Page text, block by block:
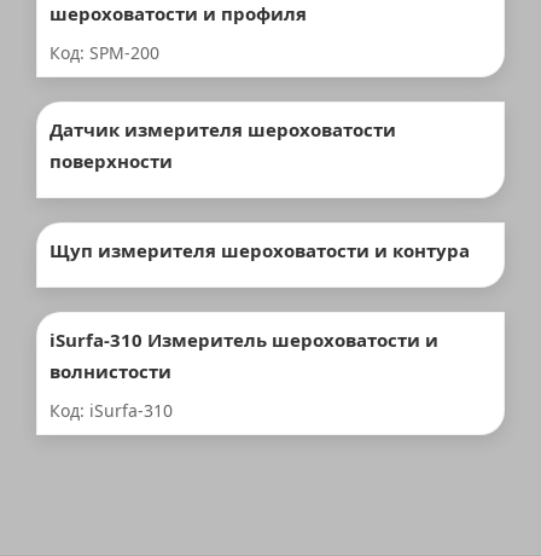
шероховатости и профиля
Код: SPM-200
Датчик измерителя шероховатости
поверхности
Щуп измерителя шероховатости и контура
iSurfa-310 Измеритель шероховатости и
волнистости
Код: iSurfa-310